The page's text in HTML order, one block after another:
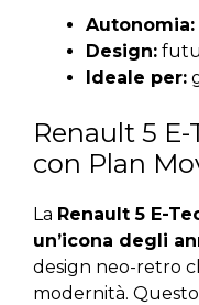
Autonomia:
Design:
Ideale per:
Renault 5
con Plan
La Renault 5 E-
un’icona degli
design neo-retro
modernità.